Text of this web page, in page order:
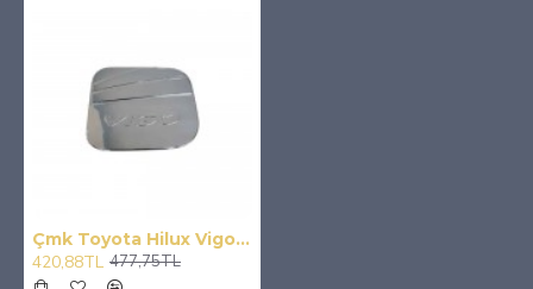
Çmk Toyota Hilux Vigo 2012-2015 Depo Kapağı Kaplama Krom
420,88TL 477,75TL